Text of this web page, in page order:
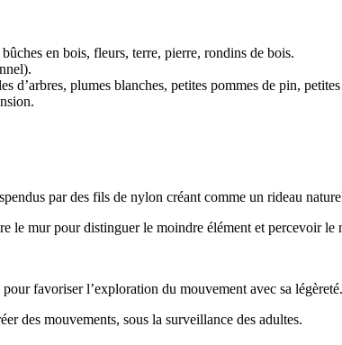
en bois, fleurs, terre, pierre, rondins de bois.
d’arbres, plumes blanches, petites pommes de pin,
par des fils de nylon créant comme un rideau
le mur pour distinguer le moindre élément et percevoir le
favoriser l’exploration du mouvement avec sa légèreté.
des mouvements, sous la surveillance des adultes.